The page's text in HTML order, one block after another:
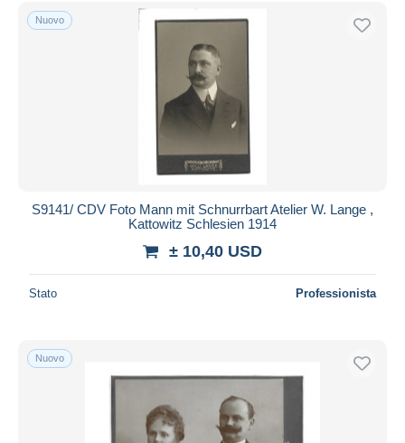
Nuovo
S9141/ CDV Foto Mann mit Schnurrbart Atelier W. Lange ,
Kattowitz Schlesien 1914
± 10,40 USD
Stato Professionista
Nuovo